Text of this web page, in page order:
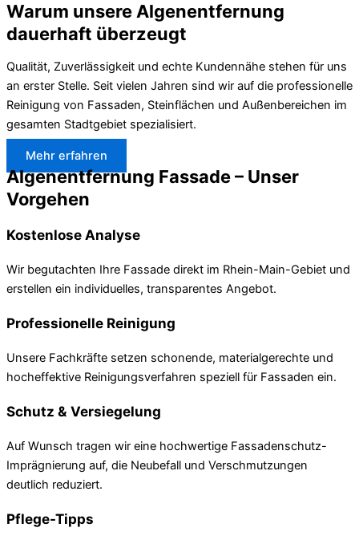
Warum unsere Algenentfernung
dauerhaft überzeugt
Qualität, Zuverlässigkeit und echte Kundennähe stehen für uns
an erster Stelle. Seit vielen Jahren sind wir auf die professionelle
Reinigung von Fassaden, Steinflächen und Außenbereichen im
gesamten Stadtgebiet spezialisiert.
Mehr erfahren
Algenentfernung Fassade – Unser
Vorgehen
Kostenlose Analyse
Wir begutachten Ihre Fassade direkt im Rhein-Main-Gebiet und
erstellen ein individuelles, transparentes Angebot.
Professionelle Reinigung
Unsere Fachkräfte setzen schonende, materialgerechte und
hocheffektive Reinigungsverfahren speziell für Fassaden ein.
Schutz & Versiegelung
Auf Wunsch tragen wir eine hochwertige Fassadenschutz-
Imprägnierung auf, die Neubefall und Verschmutzungen
deutlich reduziert.
Pflege-Tipps